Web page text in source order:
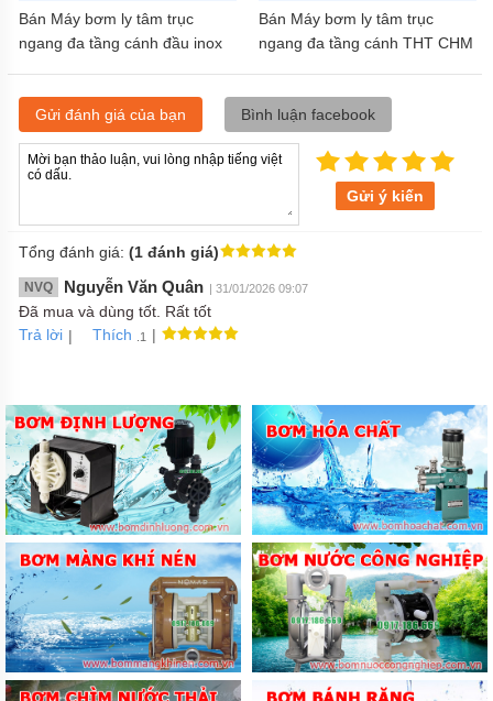
Bán Máy bơm ly tâm trục
ngang đa tầng cánh đầu inox
Bán Máy bơm ly tâm trục
ngang đa tầng cánh THT CHM
Gửi đánh giá của bạn Bình luận facebook
Gửi ý kiến
Tổng đánh giá: (1 đánh giá)
NVQ Nguyễn Văn Quân | 31/01/2026 09:07
Đã mua và dùng tốt. Rất tốt
Trả lời | Thích .1 |